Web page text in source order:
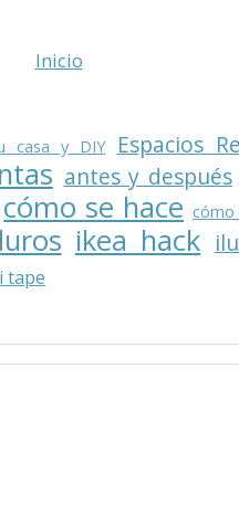
Inicio
casa y DIY Espacios
antes y después
cómo se hace cómo
ikea hack
tape